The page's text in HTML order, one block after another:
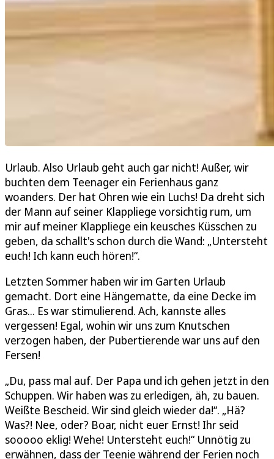
Urlaub. Also Urlaub geht auch gar nicht! Außer, wir
buchten dem Teenager ein Ferienhaus ganz
woanders. Der hat Ohren wie ein Luchs! Da dreht sich
der Mann auf seiner Klappliege vorsichtig rum, um
mir auf meiner Klappliege ein keusches Küsschen zu
geben, da schallt's schon durch die Wand: „Untersteht
euch! Ich kann euch hören!“.
Letzten Sommer haben wir im Garten Urlaub
gemacht. Dort eine Hängematte, da eine Decke im
Gras... Es war stimulierend. Ach, kannste alles
vergessen! Egal, wohin wir uns zum Knutschen
verzogen haben, der Pubertierende war uns auf den
Fersen!
„Du, pass mal auf. Der Papa und ich gehen jetzt in den
Schuppen. Wir haben was zu erledigen, äh, zu bauen.
Weißte Bescheid. Wir sind gleich wieder da!“. „Hä?
Was?! Nee, oder? Boar, nicht euer Ernst! Ihr seid
sooooo eklig! Wehe! Untersteht euch!“ Unnötig zu
erwähnen, dass der Teenie während der Ferien noch